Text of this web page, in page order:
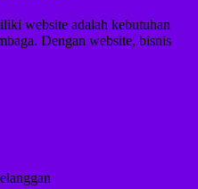
website adalah kebutuhan
Dengan website, bisnis